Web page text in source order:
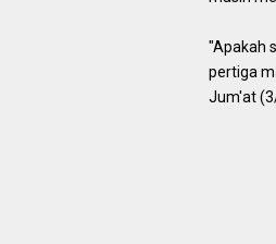
"Apakah
pertiga
Jum'at